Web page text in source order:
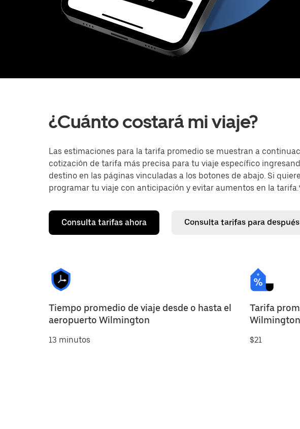
¿Cuánto costará mi viaje?
Las estimaciones para la tarifa promedio se muestran a
cotización de tarifa más precisa para tu viaje específico
destino en las páginas vinculadas a los botones de abajo. Si
programar tu viaje con anticipación y evitar aumentos en la
Consulta tarifas ahora Consulta tarifas para después
Tiempo promedio de viaje desde o hasta el
aeropuerto Wilmington
13 minutos
Tarifa
Wilmington
$21